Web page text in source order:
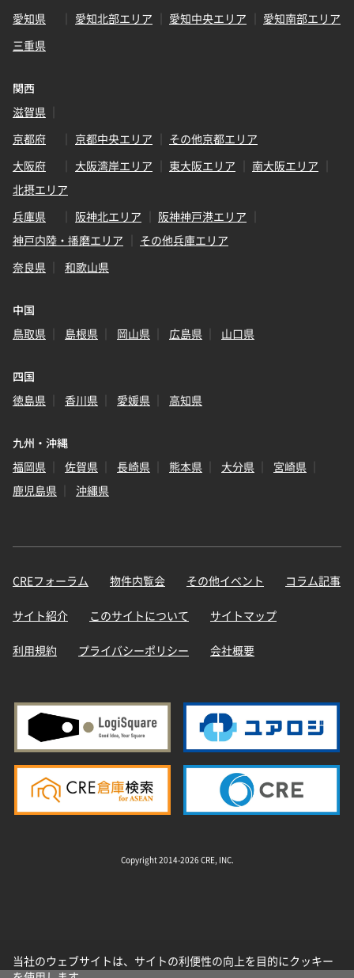
愛知県
愛知北部エリア 愛知中央エリア
愛知南部エリア
三重県
関西
滋賀県
京都府
京都中央エリア
その他京都エリア
大阪府
大阪湾岸エリア 東大阪エリア
南大阪エリア
北摂エリア
兵庫県
阪神北エリア
阪神神戸港エリア
神戸内陸・播磨エリア
その他兵庫エリア
奈良県
和歌山県
中国
鳥取県
島根県 岡山県 広島県 山口県
四国
徳島県
香川県 愛媛県 高知県
九州・沖縄
福岡県
佐賀県 長崎県 熊本県 大分県
宮崎県
鹿児島県
沖縄県
CREフォーラム 物件内覧会 その他イベント コラム記事
サイト紹介 このサイトについて サイトマップ
利用規約 プライバシーポリシー 会社概要
Copyright 2014-2026 CRE, INC.
当社のウェブサイトは、サイトの利便性の向上を目的にクッキー